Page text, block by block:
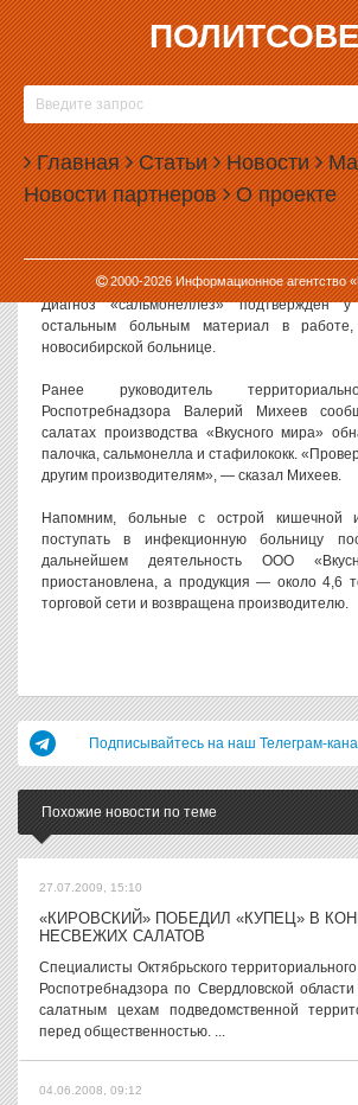
Главная Статьи Новости
Новости партнеров О проекте
2000-2026Информационное агентство
14.11.2007, 08:54
В НОВОСИБИРСКЕ ЛЮДЕЙ
В инфекционную больницу Новосибирска
люди с острой кишечной
госпитализированных после употребления
до 67 человек. Об этом сообщает
госпитализированных — средней тяжести.
употребляли салаты производства компании
Диагноз «сальмонеллез»
остальным больным материал в
новосибирской больнице.
Ранее руководитель
Роспотребнадзора Валерий Михеев
салатах производства «Вкусного мира»
палочка, сальмонелла и стафилококк.
другим производителям», — сказал Михеев.
Напомним, больные с острой кишечной
поступать в инфекционную больницу
дальнейшем деятельность ООО
приостановлена, а продукция — около 4,6
торговой сети и возвращена производителю.
Подписывайтесь на наш Телеграм-
Похожие новости по теме
27.07.2009, 15:10
«КИРОВСКИЙ» ПОБЕДИЛ «КУПЕЦ» В
НЕСВЕЖИХ САЛАТОВ
Специалисты Октябрьского
Роспотребнадзора по Свердловской
салатным цехам подведомственной
перед общественностью. ...
04.06.2008, 09:12